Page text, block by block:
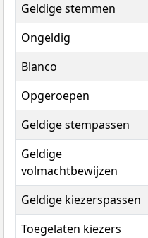
Geldige stemmen
Ongeldig
Blanco
Opgeroepen
Geldige stempassen
Geldige
volmachtbewijzen
Geldige kiezerspassen
Toegelaten kiezers